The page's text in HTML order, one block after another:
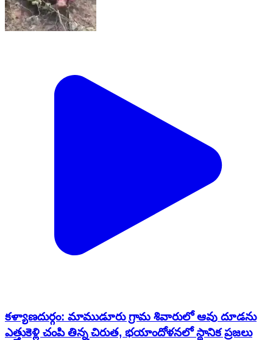
కళ్యాణదుర్గం: మాముడూరు గ్రామ శివారులో ఆవు దూడను
ఎత్తుకెళ్లి చంపి తిన్న చిరుత, భయాందోళనలో స్థానిక ప్రజలు